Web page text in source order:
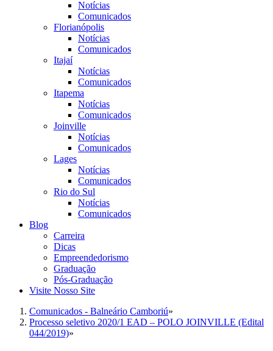
Notícias
Comunicados
Florianópolis
Notícias
Comunicados
Itajaí
Notícias
Comunicados
Itapema
Notícias
Comunicados
Joinville
Notícias
Comunicados
Lages
Notícias
Comunicados
Rio do Sul
Notícias
Comunicados
Blog
Carreira
Dicas
Empreendedorismo
Graduação
Pós-Graduação
Visite Nosso Site
Comunicados - Balneário Camboriú»
Processo seletivo 2020/1 EAD – POLO JOINVILLE (Edital
044/2019)»